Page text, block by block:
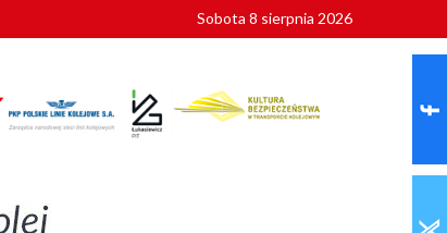
Sobota 8 sierpnia 2026